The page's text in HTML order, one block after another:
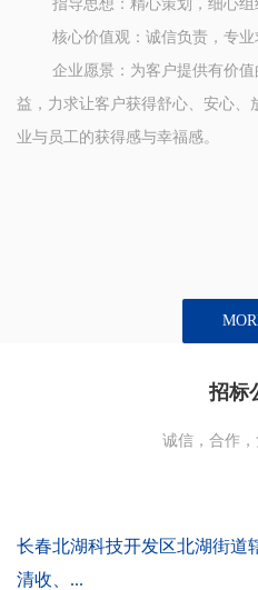
指导思想：精心策划，细心组
核心价值观：诚信负责，专业
企业愿景：为客户提供有价值
益，力求让客户获得舒心、安心、
业与员工的获得感与幸福感。
招标
诚信，合作，
长春北湖科技开发区北湖街道
清收、...